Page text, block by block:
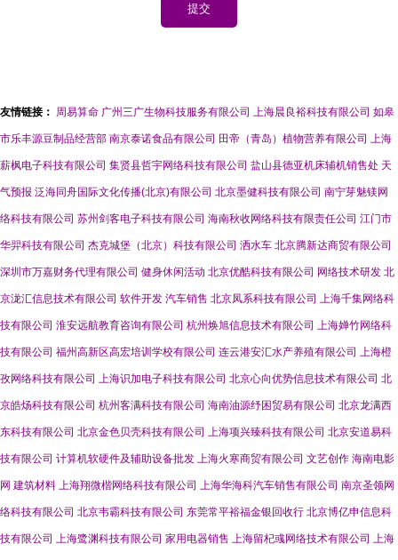
友情链接： 周易算命 广州三广生物科技服务有限公司 上海晨良裕科技有限公司 如皋
市乐丰源豆制品经营部 南京泰诺食品有限公司 田帝（青岛）植物营养有限公司 上海
薪枫电子科技有限公司 集贤县哲宇网络科技有限公司 盐山县德亚机床辅机销售处 天
气预报 泛海同舟国际文化传播(北京)有限公司 北京墨健科技有限公司 南宁芽魅镁网
络科技有限公司 苏州剑客电子科技有限公司 海南秋收网络科技有限责任公司 江门市
华羿科技有限公司 杰克城堡（北京）科技有限公司 洒水车 北京腾新达商贸有限公司
深圳市万嘉财务代理有限公司 健身休闲活动 北京优酷科技有限公司 网络技术研发 北
京泷汇信息技术有限公司 软件开发 汽车销售 北京凤系科技有限公司 上海千集网络科
技有限公司 淮安远航教育咨询有限公司 杭州焕旭信息技术有限公司 上海婵竹网络科
技有限公司 福州高新区高宏培训学校有限公司 连云港安汇水产养殖有限公司 上海橙
孜网络科技有限公司 上海识加电子科技有限公司 北京心向优势信息技术有限公司 北
京皓炀科技有限公司 杭州客满科技有限公司 海南油源纾困贸易有限公司 北京龙满西
东科技有限公司 北京金色贝壳科技有限公司 上海项兴臻科技有限公司 北京安道易科
技有限公司 计算机软硬件及辅助设备批发 上海火寒商贸有限公司 文艺创作 海南电影
网 建筑材料 上海翔微楷网络科技有限公司 上海华海科汽车销售有限公司 南京圣领网
络科技有限公司 北京韦霸科技有限公司 东莞常平裕福金银回收行 北京博亿申信息科
技有限公司 上海鹭渊科技有限公司 家用电器销售 上海留杞彧网络技术有限公司 上海